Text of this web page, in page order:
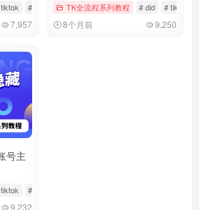
# 注册时间 # 账号信息
7,957
TK全流程系列教程 # did # tiktok
8个月前 9,250
号主
# 批量管理
9,232